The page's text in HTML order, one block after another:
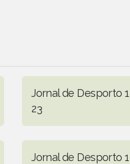
Jornal de Desporto
23
Jornal de Desporto